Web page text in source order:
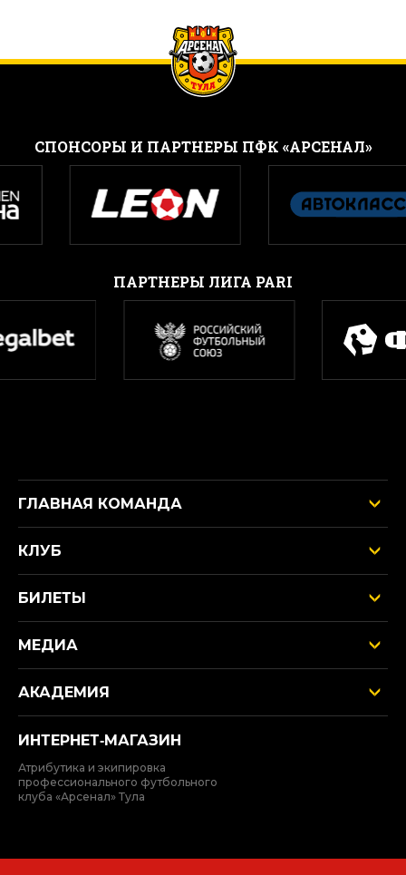
CПОНСОРЫ И ПАРТНЕРЫ ПФК «АРСЕНАЛ»
ПАРТНЕРЫ ЛИГА PARI
ГЛАВНАЯ КОМАНДА
КЛУБ
БИЛЕТЫ
МЕДИА
АКАДЕМИЯ
ИНТЕРНЕТ‑МАГАЗИН
Атрибутика и экипировка
профессионального футбольного
клуба «Арсенал» Тула